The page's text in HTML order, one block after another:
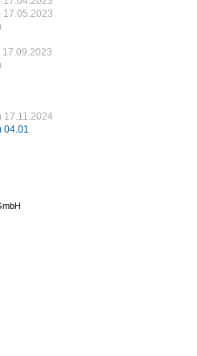
17.05.2023
17.09.2023
17.11.2024
04.01